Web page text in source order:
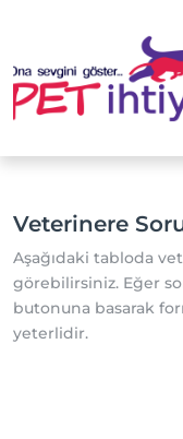
Veterinere
Aşağıdaki tabloda
görebilirsiniz. Eğer
butonuna basarak
yeterlidir.